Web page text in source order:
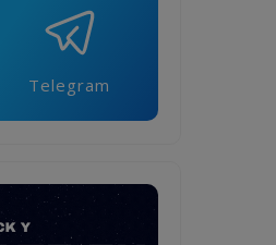
Telegram